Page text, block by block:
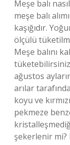
Meşe balı
meşe balı
kaşığıdır.
ölçülü
Meşe balını
tüketebilirsiniz.
ağustos
arılar
koyu ve
pekmeze
şekerlenir mi?